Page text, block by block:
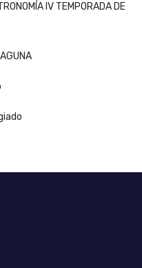
IV TEMPORADA DE